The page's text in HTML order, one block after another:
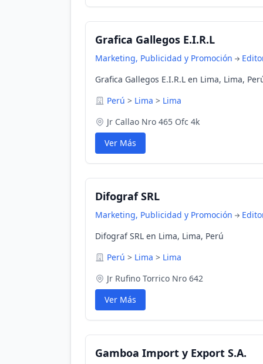
Grafica Gallegos E.I.R.L
Marketing, Publicidad y Promoción
Grafica Gallegos E.I.R.L en Lima, Lima,
Perú > Lima > Lima
Jr Callao Nro 465 Ofc 4k
Ver Más
Difograf SRL
Marketing, Publicidad y Promoción
Difograf SRL en Lima, Lima, Perú
Perú > Lima > Lima
Jr Rufino Torrico Nro 642
Ver Más
Gamboa Import y Export S.A.